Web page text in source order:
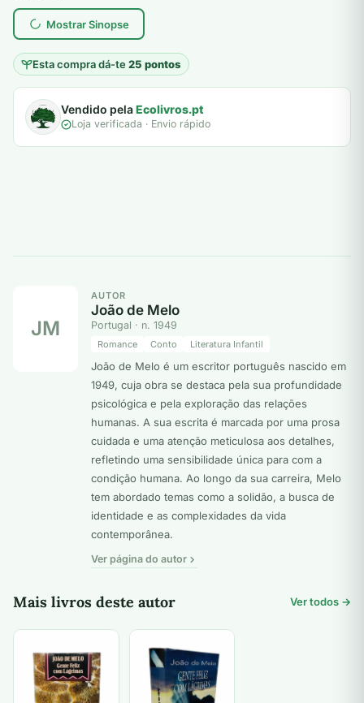
Mostrar Sinopse
Esta compra dá-te25 pontos
Vendido pelaEcolivros.pt
Loja verificada · Envio rápido
JM
AUTOR
João de Melo
Portugal · n. 1949
Romance Conto Literatura Infantil
João de Melo é um escritor português nascido em
1949, cuja obra se destaca pela sua profundidade
psicológica e pela exploração das relações
humanas. A sua escrita é marcada por uma prosa
cuidada e uma atenção meticulosa aos detalhes,
refletindo uma sensibilidade única para com a
condição humana. Ao longo da sua carreira, Melo
tem abordado temas como a solidão, a busca de
identidade e as complexidades da vida
contemporânea.
Ver página do autor
Mais livros deste autor Ver todos →